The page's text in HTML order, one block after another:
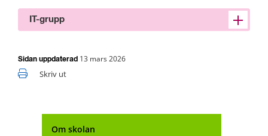
Om skolan
IT-grupp
Sidan uppdaterad 13 mars 2026
Skriv ut